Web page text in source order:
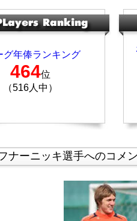
グ年俸ランキング
464位
（516人中）
ナーニッキ選手へのコメ